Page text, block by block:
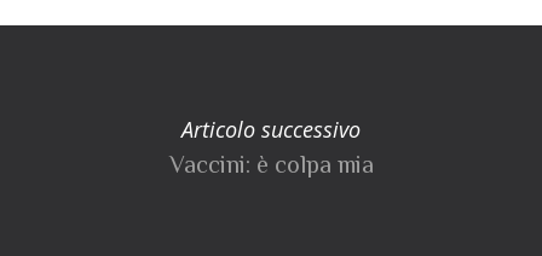
Articolo successivo
Vaccini: è colpa mia